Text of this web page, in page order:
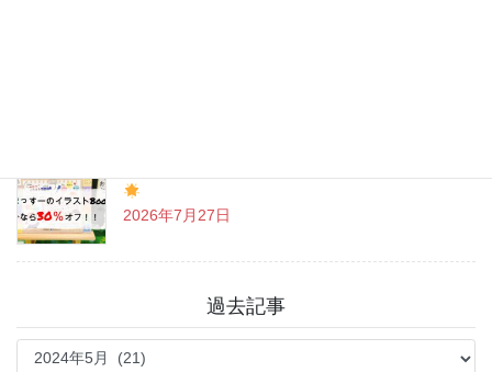
2026年7月27日
過去記事
過